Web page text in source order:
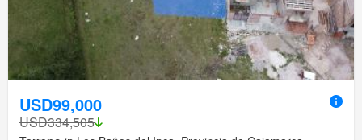
USD99,000
USD334,505